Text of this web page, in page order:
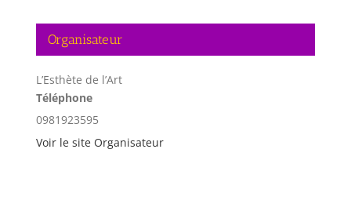
Organisateur
L’Esthète de l’Art
Téléphone
0981923595
Voir le site Organisateur